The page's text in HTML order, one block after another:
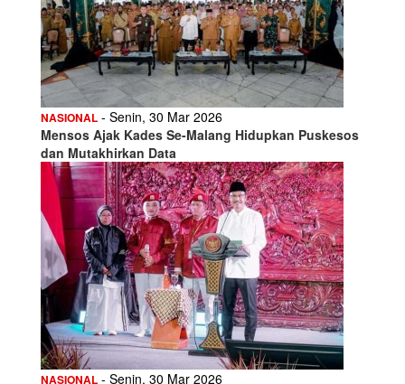
NASIONAL - Senin, 30 Mar 2026
Mensos Ajak Kades Se-Malang Hidupkan Puskesos
dan Mutakhirkan Data
NASIONAL - Senin, 30 Mar 2026